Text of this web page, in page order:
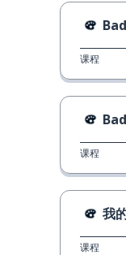
课程
课程
我
课程